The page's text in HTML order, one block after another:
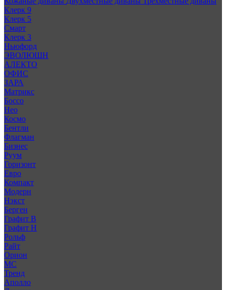
Клерк 9
Клерк 5
Смарт
Клерк 3
Ньюфорд
ЭВОЛЮШН
АЛЕКТО
ОФИС
ЗАРА
Матрикс
Боссо
Нео
Космо
Бентли
Флагман
Бизнес
Руум
Горизонт
Евро
Компакт
Модерн
Нэкст
Берген
Графит В
Графит Н
Рольф
Райт
Орион
МС
Тренд
Аполло